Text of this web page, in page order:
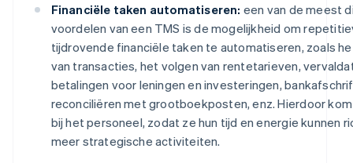
Financiële taken automatiseren: een van de meest
voordelen van een TMS is de mogelijkheid om
tijdrovende financiële taken te automatiseren, zoals
van transacties, het volgen van rentetarieven,
betalingen voor leningen en investeringen,
reconciliëren met grootboekposten, enz. Hierdoor
bij het personeel, zodat ze hun tijd en energie kunnen
meer strategische activiteiten.